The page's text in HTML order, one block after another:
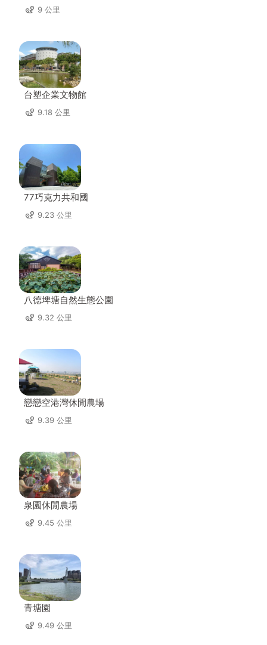
9 公里
台塑企業文物館
9.18 公里
77巧克力共和國
9.23 公里
八德埤塘自然生態公園
9.32 公里
戀戀空港灣休閒農場
9.39 公里
泉園休閒農場
9.45 公里
青塘園
9.49 公里